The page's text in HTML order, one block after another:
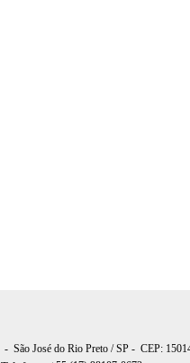
- São José do Rio Preto / SP - CEP: